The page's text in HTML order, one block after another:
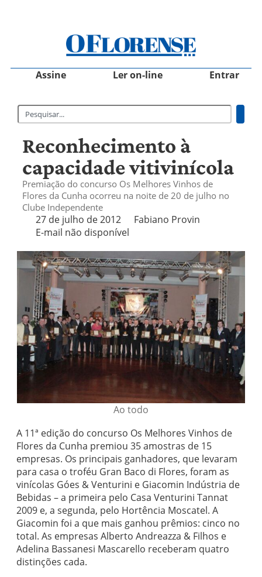
Assine Ler on-line Entrar
Reconhecimento à
capacidade vitivinícola
Premiação do concurso Os Melhores Vinhos de
Flores da Cunha ocorreu na noite de 20 de julho no
Clube Independente
27 de julho de 2012
Fabiano Provin
E-mail não disponível
Ao todo
A 11ª edição do concurso Os Melhores Vinhos de
Flores da Cunha premiou 35 amostras de 15
empresas. Os principais ganhadores, que levaram
para casa o troféu Gran Baco di Flores, foram as
vinícolas Góes & Venturini e Giacomin Indústria de
Bebidas – a primeira pelo Casa Venturini Tannat
2009 e, a segunda, pelo Hortência Moscatel. A
Giacomin foi a que mais ganhou prêmios: cinco no
total. As empresas Alberto Andreazza & Filhos e
Adelina Bassanesi Mascarello receberam quatro
distinções cada.